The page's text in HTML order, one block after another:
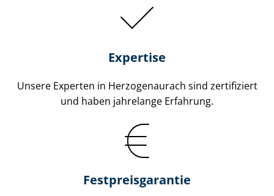
Expertise
Unsere Experten in Herzogenaurach sind zertifiziert
und haben jahrelange Erfahrung.
Fest­preis­ga­ran­tie